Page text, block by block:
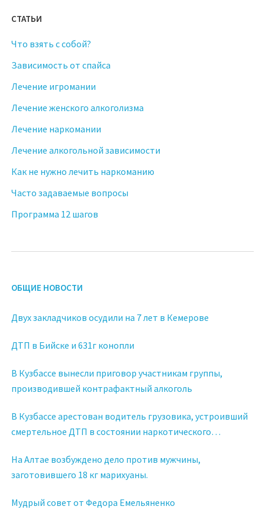
СТАТЬИ
Что взять с собой?
Зависимость от спайса
Лечение игромании
Лечение женского алкоголизма
Лечение наркомании
Лечение алкогольной зависимости
Как не нужно лечить наркоманию
Часто задаваемые вопросы
Программа 12 шагов
ОБЩИЕ НОВОСТИ
Двух закладчиков осудили на 7 лет в Кемерове
ДТП в Бийске и 631г конопли
В Кузбассе вынесли приговор участникам группы,
производившей контрафактный алкоголь
В Кузбассе арестован водитель грузовика, устроивший
смертельное ДТП в состоянии наркотического
На Алтае возбуждено дело против мужчины,
заготовившего 18 кг марихуаны.
Мудрый совет от Федора Емельяненко